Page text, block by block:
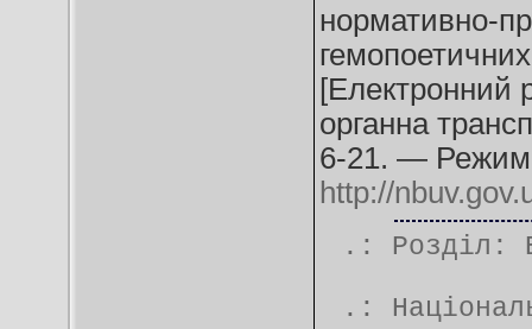
нормативно-
[Електронний
органна
6-21. — Режим
http://
.: Розділ:
.: